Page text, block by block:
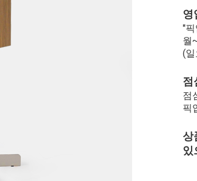
영
"
월
(
점
점
픽
상
있